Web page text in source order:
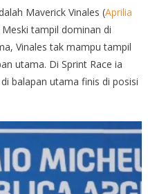
Maverick Vinales (Aprilia
tampil dominan di
Vinales tak mampu tampil
utama. Di Sprint Race ia
balapan utama finis di posisi